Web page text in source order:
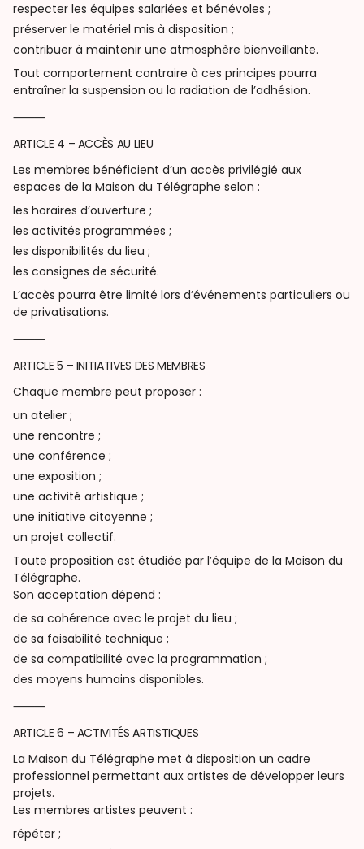
respecter les équipes salariées et bénévoles ;
préserver le matériel mis à disposition ;
contribuer à maintenir une atmosphère bienveillante.
Tout comportement contraire à ces principes pourra
entraîner la suspension ou la radiation de l’adhésion.
⸻
ARTICLE 4 – ACCÈS AU LIEU
Les membres bénéficient d’un accès privilégié aux
espaces de la Maison du Télégraphe selon :
les horaires d’ouverture ;
les activités programmées ;
les disponibilités du lieu ;
les consignes de sécurité.
L’accès pourra être limité lors d’événements particuliers ou
de privatisations.
⸻
ARTICLE 5 – INITIATIVES DES MEMBRES
Chaque membre peut proposer :
un atelier ;
une rencontre ;
une conférence ;
une exposition ;
une activité artistique ;
une initiative citoyenne ;
un projet collectif.
Toute proposition est étudiée par l’équipe de la Maison du
Télégraphe.
Son acceptation dépend :
de sa cohérence avec le projet du lieu ;
de sa faisabilité technique ;
de sa compatibilité avec la programmation ;
des moyens humains disponibles.
⸻
ARTICLE 6 – ACTIVITÉS ARTISTIQUES
La Maison du Télégraphe met à disposition un cadre
professionnel permettant aux artistes de développer leurs
projets.
Les membres artistes peuvent :
répéter ;